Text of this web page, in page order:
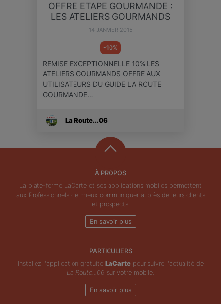
OFFRE ETAPE GOURMANDE :
LES ATELIERS GOURMANDS
14 JANVIER 2015
-10%
REMISE EXCEPTIONNELLE 10% LES
ATELIERS GOURMANDS OFFRE AUX
UTILISATEURS DU GUIDE LA ROUTE
GOURMANDE…
La Route...06
À PROPOS
La plate-forme LaCarte et ses applications mobiles permettent
aux Professionnels de mieux communiquer auprès de leurs clients
et prospects.
En savoir plus
PARTICULIERS
Installez l'application gratuite LaCartepour suivre l'actualité de
La Route...06 sur votre mobile.
En savoir plus